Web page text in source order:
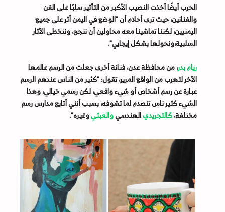
الحرب أيضًا أخذت النصيب الأكبر من التأثير سلبًا على الفن
والفنانين، حيث ترى أحلام أن "الوضع في اليمن أثر على جميع
اليمنيين، لكننا تماشينا معه محاولين أن ننجح، ونتخطى الآثار
السلبية،ونحولها بشكل إيجابي".
ريام بدر، من محافظة عدن، فنانة أخرى جعلت من الرسم عالمها
الآخر لتهرب من الواقع المرير، تقول: "كثير من الناس عندهم الرسم
عبارة عن رسم أشخاص أو شيء واقعي، لكن رسمي خيالي، وهذا
الشيء كثير ناس تنصدم لما تشوفه، بسبب أنني أتابع مدارس رسم
مختلفة،كالتجريديالهندسيوالعبثيوغيره".